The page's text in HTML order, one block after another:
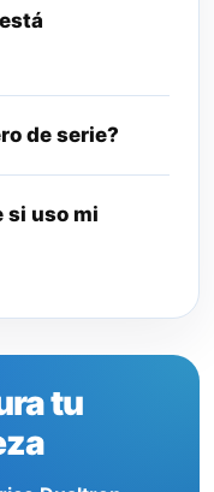
de serie?
si uso mi
tu